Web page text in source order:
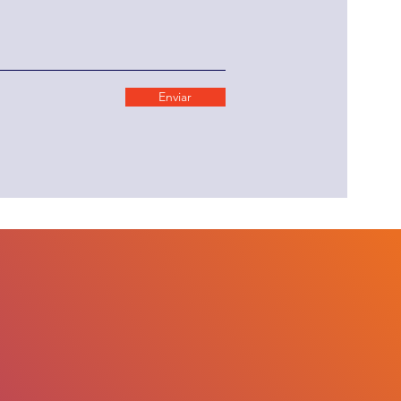
Enviar